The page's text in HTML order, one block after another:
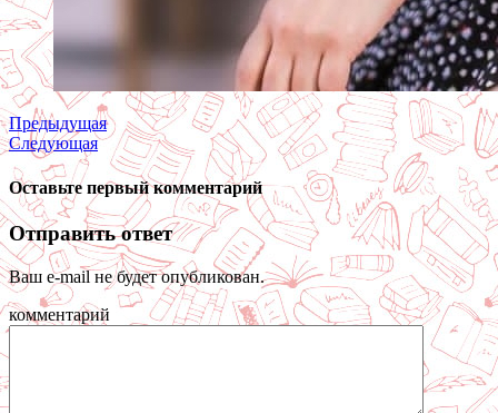
Предыдущая
Следующая
Оставьте первый комментарий
Отправить ответ
Ваш e-mail не будет опубликован.
комментарий